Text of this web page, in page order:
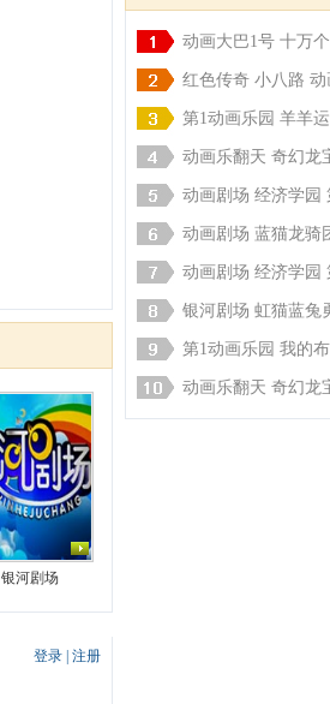
动画大巴1号 十万
红色传奇 小八路 动
第1动画乐园 羊羊
动画乐翻天 奇幻龙
动画剧场 经济学园
动画剧场 蓝猫龙骑
动画剧场 经济学园
银河剧场 虹猫蓝兔
第1动画乐园 我的
动画乐翻天 奇幻龙
银河剧场
登录 注册